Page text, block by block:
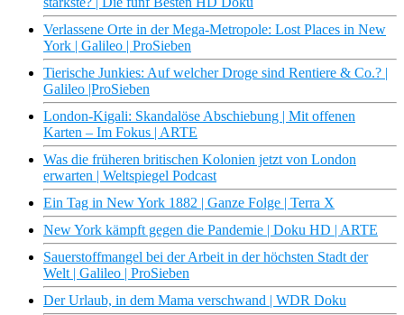
Verlassene Orte in der Mega-Metropole: Lost Places in New
York | Galileo | ProSieben
Tierische Junkies: Auf welcher Droge sind Rentiere & Co.? |
Galileo |ProSieben
London-Kigali: Skandalöse Abschiebung | Mit offenen
Karten – Im Fokus | ARTE
Was die früheren britischen Kolonien jetzt von London
erwarten | Weltspiegel Podcast
Ein Tag in New York 1882 | Ganze Folge | Terra X
New York kämpft gegen die Pandemie | Doku HD | ARTE
Sauerstoffmangel bei der Arbeit in der höchsten Stadt der
Welt | Galileo | ProSieben
Der Urlaub, in dem Mama verschwand | WDR Doku